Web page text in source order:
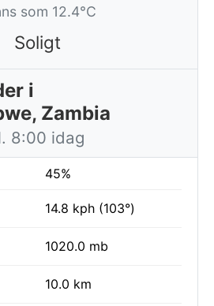
som 12.4°C
Soligt
i
Zambia
8:00 idag
45%
14.8 kph (103°)
1020.0 mb
10.0 km